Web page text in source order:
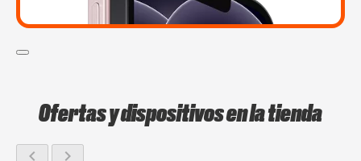
Ofertas y dispositivos en la tienda
chevron_left chevron_right